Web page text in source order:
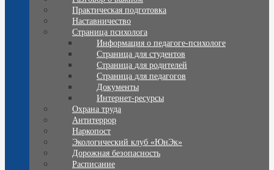
Практическая подготовка
Наставничество
Страница психолога
Информация о педагоге-психологе
Страница для студентов
Страница для родителей
Страница для педагогов
Документы
Интернет-ресурсы
Охрана труда
Антитеррор
Наркопост
Экологический клуб «ЮнЭк»
Дорожная безопасность
Расписание